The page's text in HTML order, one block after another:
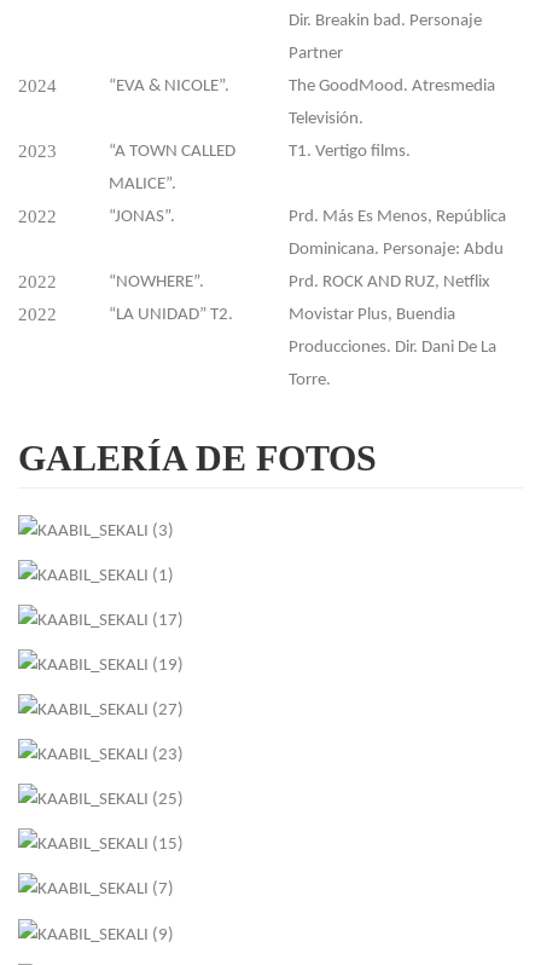
Dir. Breakin bad. Personaje
Partner
2024 “EVA & NICOLE”.
The GoodMood. Atresmedia
Televisión.
2023
“A TOWN CALLED
MALICE”.
T1. Vertigo films.
2022 “JONAS”.
Prd. Más Es Menos, República
Dominicana. Personaje: Abdu
2022 “NOWHERE”. Prd. ROCK AND RUZ, Netflix
2022 “LA UNIDAD” T2.
Movistar Plus, Buendia
Producciones. Dir. Dani De La
Torre.
GALERÍA DE FOTOS